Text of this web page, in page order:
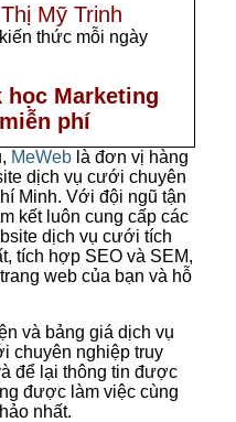
Mỹ Trinh
thức mỗi ngày
học Marketing
phí
MeWeblà đơn vị hàng
dịch vụ cưới chuyên
Minh. Với đội ngũ tận
kết luôn cung cấp các
dịch vụ cưới tích
tích hợp SEO và SEM,
web của bạn và hỗ
và bảng giá dịch vụ
chuyên nghiệp truy
để lại thông tin được
được làm việc cùng
nhất.